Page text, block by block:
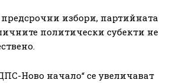
избори, партийната
политически субекти не
Ново начало“ се увеличават